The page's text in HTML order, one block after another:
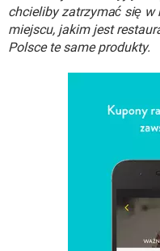
WINDOWS 10
chcieliby zatrzymać się
miejscu, jakim jest
Polsce te same produkty.